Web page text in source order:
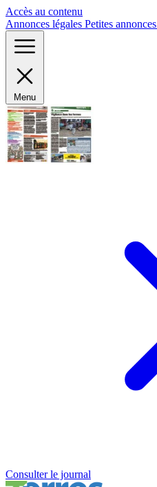
Accès au contenu
Annonces légales Petites annonces
Menu
Consulter le journal
Panneau de gestion des cookies